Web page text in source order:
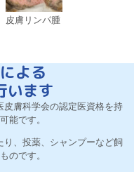
皮膚リンパ腫
よる
います
皮膚科学会の認定医資格を持
能です。
、投薬、シャンプーなど飼
のです。